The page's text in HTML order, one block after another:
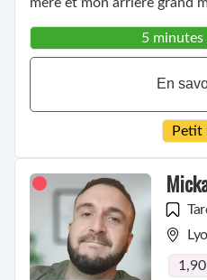
5
En
Petit